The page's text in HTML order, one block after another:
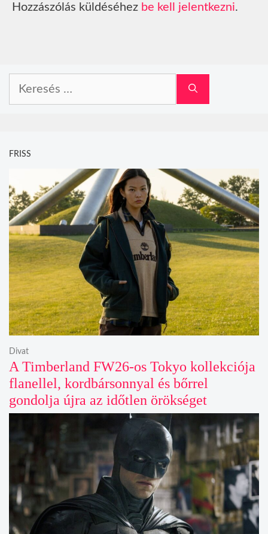
Hozzászólás küldéséhez be kell jelentkezni.
FRISS
A Timberland FW26-os Tokyo kollekciója
flanellel, kordbársonnyal és bőrrel
gondolja újra az időtlen örökséget
Divat